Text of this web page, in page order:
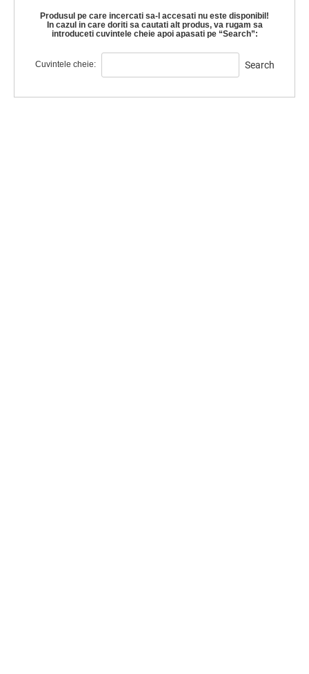
Produsul pe care incercati sa-l accesati nu este disponibil!
In cazul in care doriti sa cautati alt produs, va rugam sa
introduceti cuvintele cheie apoi apasati pe “Search”:
Cuvintele cheie: Search